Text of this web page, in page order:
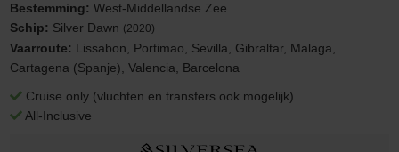
Bestemming:West-Middellandse Zee
Schip: Silver Dawn (2020)
Vaarroute: Lissabon, Portimao, Sevilla, Gibraltar, Malaga,
Cartagena (Spanje), Valencia, Barcelona
Cruise only (vluchten en transfers ook mogelijk)
All-Inclusive